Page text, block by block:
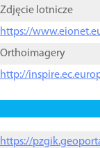
Zdjęcie lotnicze
https://
Orthoimagery
http://
https://